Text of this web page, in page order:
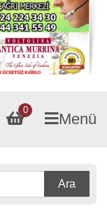
0
Menü
Ara